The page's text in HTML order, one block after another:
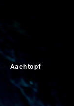
Aachtopf